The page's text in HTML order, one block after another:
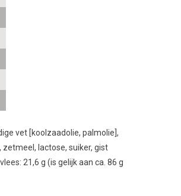
vet [koolzaadolie, palmolie],
lactose, suiker, gist
21,6 g (is gelijk aan ca. 86 g